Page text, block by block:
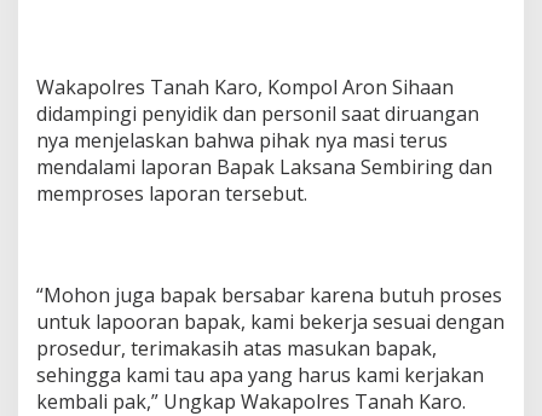
Wakapolres Tanah Karo, Kompol Aron Sihaan
didampingi penyidik dan personil saat diruangan
nya menjelaskan bahwa pihak nya masi terus
mendalami laporan Bapak Laksana Sembiring dan
memproses laporan tersebut.
“Mohon juga bapak bersabar karena butuh proses
untuk lapooran bapak, kami bekerja sesuai dengan
prosedur, terimakasih atas masukan bapak,
sehingga kami tau apa yang harus kami kerjakan
kembali pak,” Ungkap Wakapolres Tanah Karo.